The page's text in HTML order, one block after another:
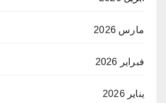
مارس 2026
فبراير 2026
يناير 2026